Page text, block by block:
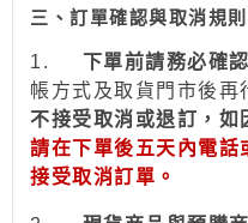
三、訂單確認與取消規則
1. 下單前請務必確認
帳方式及取貨門市後再
不接受取消或退訂，如
請在下單後五天內電話
接受取消訂單。